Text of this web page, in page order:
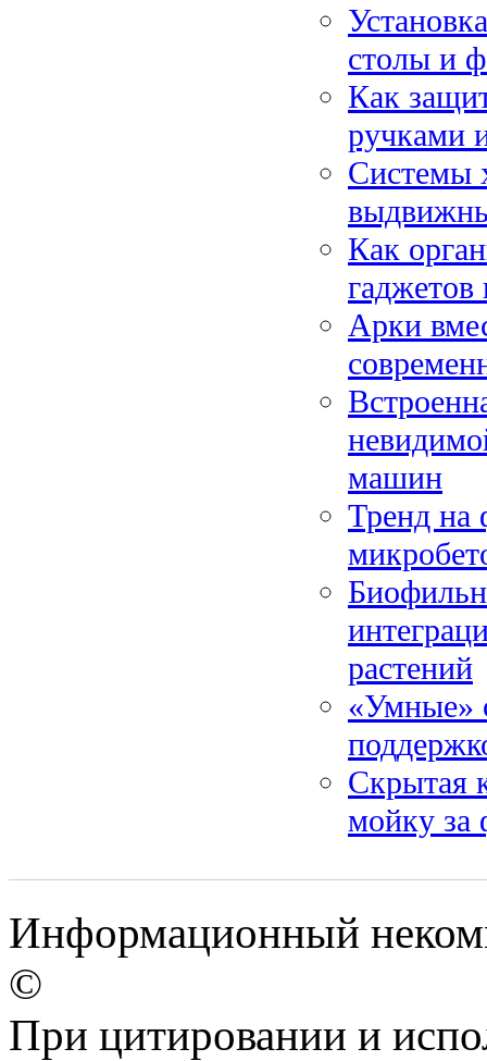
столы и
Как
ручками
Системы
Как
Арки
машин
Тренд на
растений
«Умные»
Скрытая
мойку за
Информационный
©
При цитировании и